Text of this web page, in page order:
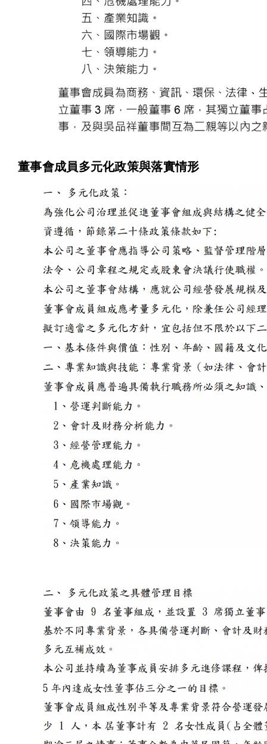
董事會成員多元化政策與落實情形